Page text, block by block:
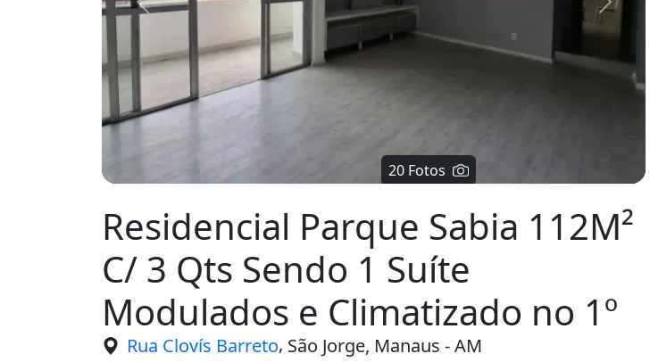
Voltar Avançar
Residencial Parque Sabia 112M²
C/ 3 Qts Sendo 1 Suíte
Modulados e Climatizado no 1º
Rua Clovís Barreto, São Jorge, Manaus - AM